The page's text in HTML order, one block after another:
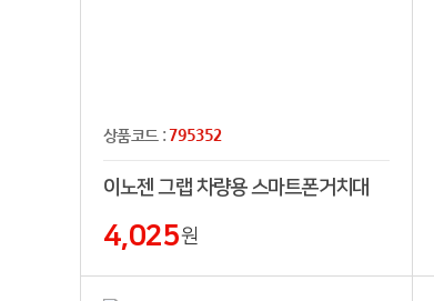
상품코드 :795352
이노젠 그랩 차량용 스마트폰거치대
4,025원